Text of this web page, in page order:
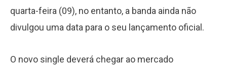
quarta-feira (09), no entanto, a banda ainda não
divulgou uma data para o seu lançamento oficial.
O novo single deverá chegar ao mercado